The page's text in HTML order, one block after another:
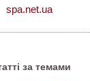
spa.net.ua
за темами